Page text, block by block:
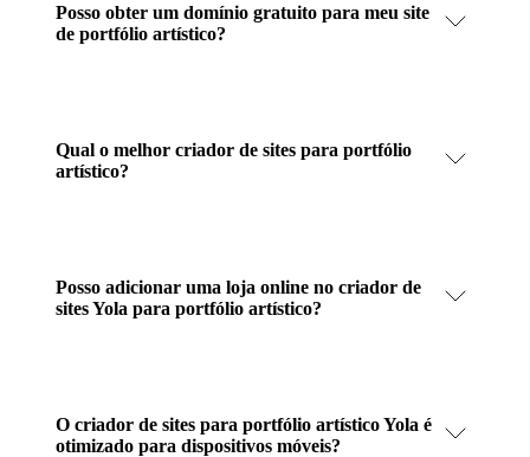
Posso obter um domínio gratuito para meu site
de portfólio artístico?
Qual o melhor criador de sites para portfólio
artístico?
Posso adicionar uma loja online no criador de
sites Yola para portfólio artístico?
O criador de sites para portfólio artístico Yola é
otimizado para dispositivos móveis?